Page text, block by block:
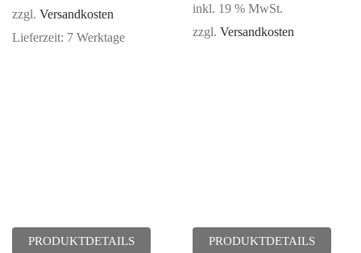
zzgl. Versandkosten
Lieferzeit: 7 Werktage
PRODUKTDETAILS
inkl. 19 % MwSt.
zzgl. Versandkosten
PRODUKTDETAILS